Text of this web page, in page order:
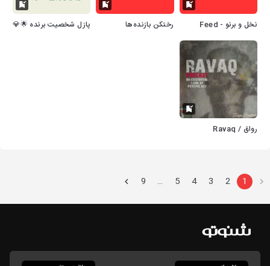
نخل و برنو - Feed رختکن بازنده‌ها پازل شخصیت برنده 🌟💎
رواق / Ravaq
1
2
3
4
5
…
9